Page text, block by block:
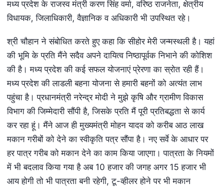
मध्य प्रदेश के राजस्व मंत्री करण सिंह वर्मा, वरिष्ठ राजनेता, क्षेत्रीय
विधायक, जिलाधिकारी, वैज्ञानिक व अधिकारी भी उपस्थित रहे।
श्री चौहान ने संबोधित करते हुए कहा कि सीहोर मेरी जन्मस्थली है। यहां
की भूमि के प्रति मैंने सदैव अपने दायित्व निष्ठापूर्वक निभाने की कोशिश
की है। मध्य प्रदेश की कई सफल योजनाएं प्रेरणा का स्रोत रही हैं।
मध्य प्रदेश की लाडली बहना योजना से हमारी बहनों को अत्यंत लाभ
पहुंचा है। प्रधानमंत्री नरेन्द्र मोदी ने मुझे कृषि और ग्रामीण विकास
विभाग की जिम्मेदारी सौंपी है, जिसके प्रति मैं पूरी प्रतिबद्धता से कार्य
कर रहा हूं। मैंने आज ही मुख्यमंत्री मोहन यादव को करीब आठ लाख
मकान गरीबों को देने का स्वीकृति पत्र सौंपा है। नए सर्वे के आधार पर
हर पात्र गरीब को मकान देने का काम किया जाएगा। पात्रता के नियमों
में भी बदलाव किया गया है अब 10 हजार की जगह अगर 15 हजार भी
आय होगी तो भी पात्रता बनी रहेगी, टू-व्हीलर होने पर भी मकान